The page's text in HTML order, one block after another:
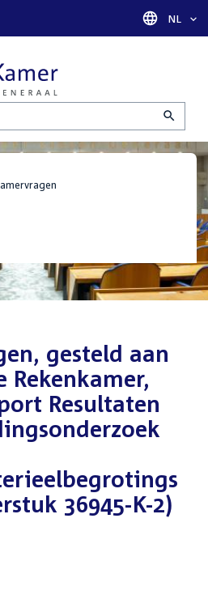
Taal
NL
gesteld aan
Rekenkamer,
Resultaten
36945-K-2)